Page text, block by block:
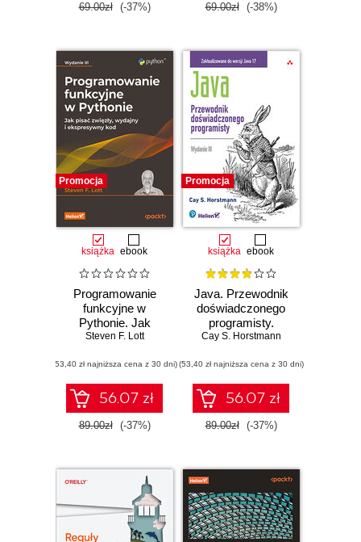
69.00zł (-37%) 69.00zł (-38%)
Promocja
książka ebook
Programowanie
funkcyjne w
Pythonie. Jak
pisać zwięzły,
ekspresywny kod.
Wydanie III
Steven F. Lott
(53,40 zł najniższa cena z 30 dni)
56.07 zł
89.00zł (-37%)
Promocja
książka ebook
Java. Przewodnik
doświadczonego
programisty.
Wydanie III
Cay S. Horstmann
(53,40 zł najniższa cena z 30 dni)
56.07 zł
89.00zł (-37%)